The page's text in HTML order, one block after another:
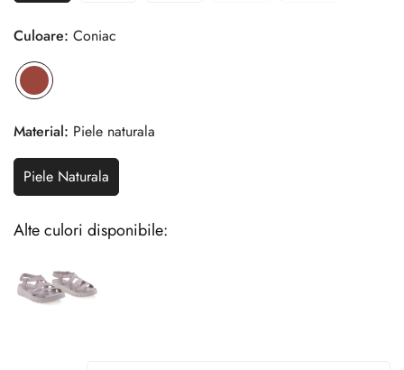
Culoare: Coniac
Material: Piele naturala
Piele Naturala
Alte culori disponibile: